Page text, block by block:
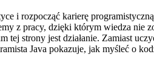
i rozpocząć karierę
z pracy, dzięki którym wiedza
strony jest działanie. Zamiast
Java pokazuje, jak myśleć o